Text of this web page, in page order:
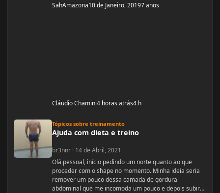
SahAmazona10 de Janeiro, 20197 anos
Cláudio Chamini4 horas atrás4 h
Tópicos sobre treinamento
Ajuda com dieta e treino
br3nnr · 14 de Abril, 2021
Olá pessoal, início pedindo um norte quanto ao que
proceder com o shape no momento. Minha ideia seria
remover um pouco dessa camada de gordura
abdominal que me incomoda um pouco e depois subir